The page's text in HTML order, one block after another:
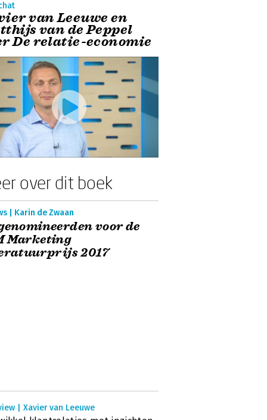
van Leeuwe en
van de Peppel
De relatie-economie
over dit boek
| Karin de Zwaan
voor de
Marketing
2017
| Xavier van Leeuwe